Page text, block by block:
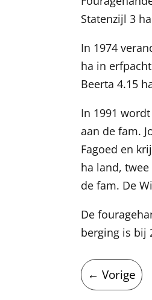
Statenzijl 3
In 1974
ha in
Beerta 4.15
In 1991
aan de fam.
Fagoed en
ha land,
de fam. De
De
berging is bij
←Vorige